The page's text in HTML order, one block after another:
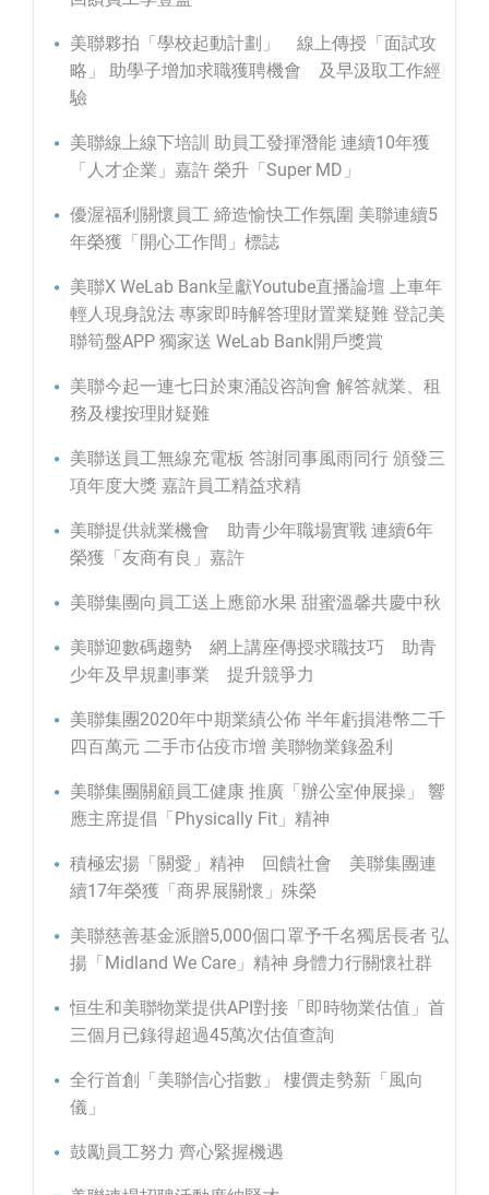
美聯夥拍「學校起動計劃」 線上傳授「面試攻
略」 助學子增加求職獲聘機會 及早汲取工作經
驗
美聯線上線下培訓 助員工發揮潛能 連續10年獲
「人才企業」嘉許 榮升「Super MD」
優渥福利關懷員工 締造愉快工作氛圍 美聯連續5
年榮獲「開心工作間」標誌
美聯X WeLab Bank呈獻Youtube直播論壇 上車年
輕人現身說法 專家即時解答理財置業疑難 登記美
聯筍盤APP 獨家送 WeLab Bank開戶獎賞
美聯今起一連七日於東涌設咨詢會 解答就業、租
務及樓按理財疑難
美聯送員工無線充電板 答謝同事風雨同行 頒發三
項年度大獎 嘉許員工精益求精
美聯提供就業機會 助青少年職場實戰 連續6年
榮獲「友商有良」嘉許
美聯集團向員工送上應節水果 甜蜜溫馨共慶中秋
美聯迎數碼趨勢 網上講座傳授求職技巧 助青
少年及早規劃事業 提升競爭力
美聯集團2020年中期業績公佈 半年虧損港幣二千
四百萬元 二手市佔疫市增 美聯物業錄盈利
美聯集團關顧員工健康 推廣「辦公室伸展操」 響
應主席提倡「Physically Fit」精神
積極宏揚「關愛」精神 回饋社會 美聯集團連
續17年榮獲「商界展關懷」殊榮
美聯慈善基金派贈5,000個口罩予千名獨居長者 弘
揚「Midland We Care」精神 身體力行關懷社群
恒生和美聯物業提供API對接「即時物業估值」首
三個月已錄得超過45萬次估值查詢
全行首創「美聯信心指數」 樓價走勢新「風向
儀」
鼓勵員工努力 齊心緊握機遇